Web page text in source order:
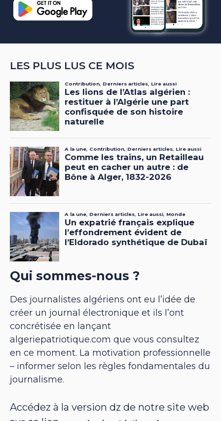
LES PLUS LUS CE MOIS
Qui sommes-nous ?
Des journalistes algériens ont eu l’idée de
créer un journal électronique et ils l’ont
concrétisée en lançant
algeriepatriotique.com que vous consultez
en ce moment. La motivation professionnelle
– informer selon les règles fondamentales du
journalisme.
Accédez à la version dz de notre site web